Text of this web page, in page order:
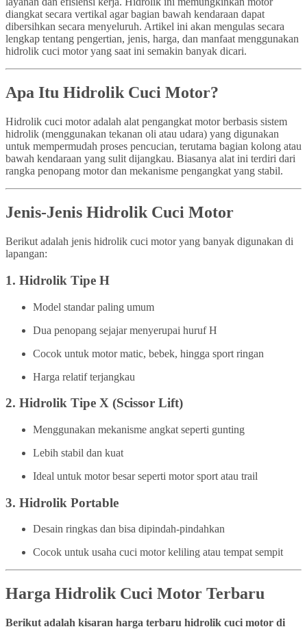
diangkat secara vertikal agar bagian bawah kendaraan dapat
dibersihkan secara menyeluruh. Artikel ini akan mengulas secara
lengkap tentang pengertian, jenis, harga, dan manfaat menggunakan
hidrolik cuci motor yang saat ini semakin banyak dicari.
Apa Itu Hidrolik Cuci Motor?
Hidrolik cuci motor adalah alat pengangkat motor berbasis sistem
hidrolik (menggunakan tekanan oli atau udara) yang digunakan
untuk mempermudah proses pencucian, terutama bagian kolong atau
bawah kendaraan yang sulit dijangkau. Biasanya alat ini terdiri dari
rangka penopang motor dan mekanisme pengangkat yang stabil.
Jenis-Jenis Hidrolik Cuci Motor
Berikut adalah jenis hidrolik cuci motor yang banyak digunakan di
lapangan:
1. Hidrolik Tipe H
Model standar paling umum
Dua penopang sejajar menyerupai huruf H
Cocok untuk motor matic, bebek, hingga sport ringan
Harga relatif terjangkau
2. Hidrolik Tipe X (Scissor Lift)
Menggunakan mekanisme angkat seperti gunting
Lebih stabil dan kuat
Ideal untuk motor besar seperti motor sport atau trail
3. Hidrolik Portable
Desain ringkas dan bisa dipindah-pindahkan
Cocok untuk usaha cuci motor keliling atau tempat sempit
Harga Hidrolik Cuci Motor Terbaru
Berikut adalah kisaran harga terbaru hidrolik cuci motor di